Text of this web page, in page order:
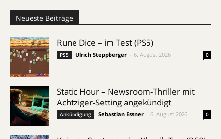
Neueste Beiträge
Rune Dice – im Test (PS5)
PS5 Ulrich Steppberger 6. August 2026 0
Static Hour – Newsroom-Thriller mit
Achtziger-Setting angekündigt
Ankündigung Sebastian Essner 6. August 2026 0